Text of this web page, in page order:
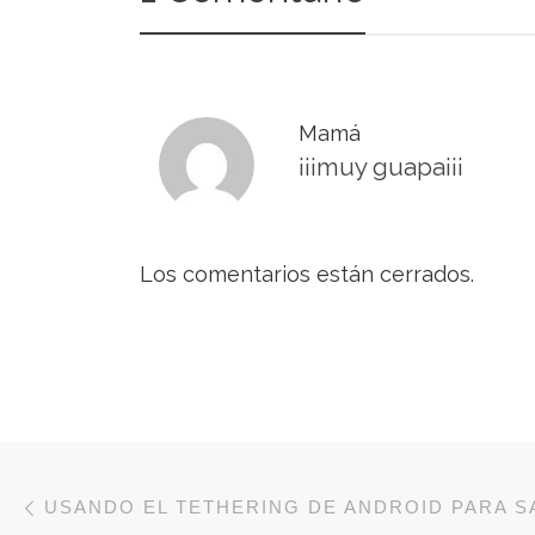
Mamá
¡¡¡muy guapa¡¡¡
Los comentarios están cerrados.
Navegación de entradas